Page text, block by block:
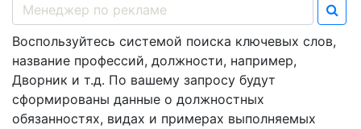
Воспользуйтесь системой поиска ключевых слов,
название профессий, должности, например,
Дворник и т.д. По вашему запросу будут
сформированы данные о должностных
обязанностях, видах и примерах выполняемых